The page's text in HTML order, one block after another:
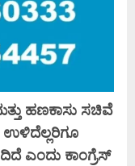
ಹಣಕಾಸು ಸಚಿವೆ
ಎಂದು ಕಾಂಗ್ರೆಸ್